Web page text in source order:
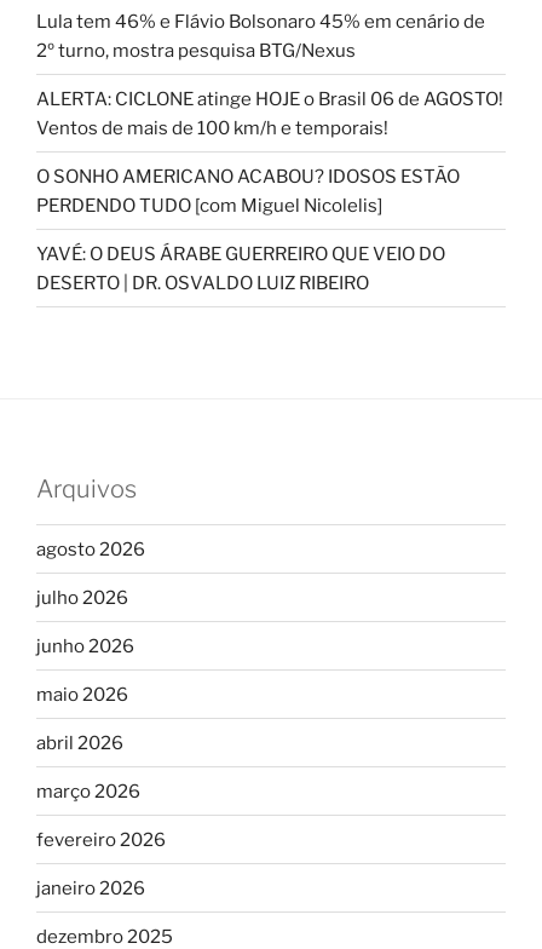
Lula tem 46% e Flávio Bolsonaro 45% em cenário de
2º turno, mostra pesquisa BTG/Nexus
ALERTA: CICLONE atinge HOJE o Brasil 06 de AGOSTO!
Ventos de mais de 100 km/h e temporais!
O SONHO AMERICANO ACABOU? IDOSOS ESTÃO
PERDENDO TUDO [com Miguel Nicolelis]
YAVÉ: O DEUS ÁRABE GUERREIRO QUE VEIO DO
DESERTO | DR. OSVALDO LUIZ RIBEIRO
Arquivos
agosto 2026
julho 2026
junho 2026
maio 2026
abril 2026
março 2026
fevereiro 2026
janeiro 2026
dezembro 2025